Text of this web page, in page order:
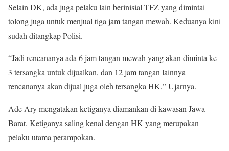
Selain DK, ada juga pelaku lain berinisial TFZ yang dimintai
tolong juga untuk menjual tiga jam tangan mewah. Keduanya kini
sudah ditangkap Polisi.
“Jadi rencananya ada 6 jam tangan mewah yang akan diminta ke
3 tersangka untuk dijualkan, dan 12 jam tangan lainnya
rencananya akan dijual juga oleh tersangka HK,” Ujarnya.
Ade Ary mengatakan ketiganya diamankan di kawasan Jawa
Barat. Ketiganya saling kenal dengan HK yang merupakan
pelaku utama perampokan.